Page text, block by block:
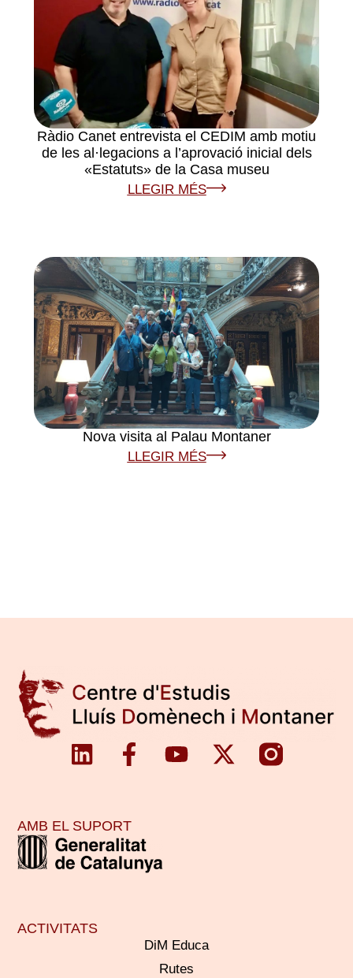
Ràdio Canet entrevista el CEDIM amb motiu
de les al·legacions a l’aprovació inicial dels
«Estatuts» de la Casa museu
LLEGIR MÉS
Nova visita al Palau Montaner
LLEGIR MÉS
ACTIVITATS
DiM Educa
Rutes
AMB EL SUPORT